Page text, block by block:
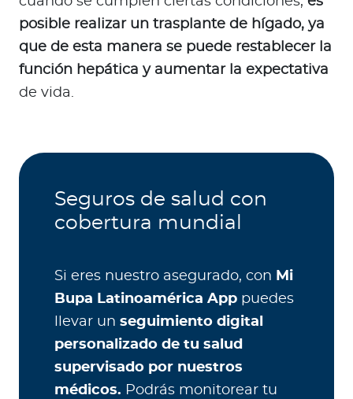
posible realizar un trasplante de hígado, ya
que de esta manera se puede restablecer la
función hepática y aumentar la expectativa
de vida.
Seguros de salud con
cobertura mundial
Si eres nuestro asegurado, con Mi
Bupa Latinoamérica App puedes
llevar un seguimiento digital
personalizado de tu salud
supervisado por nuestros
médicos. Podrás monitorear tu